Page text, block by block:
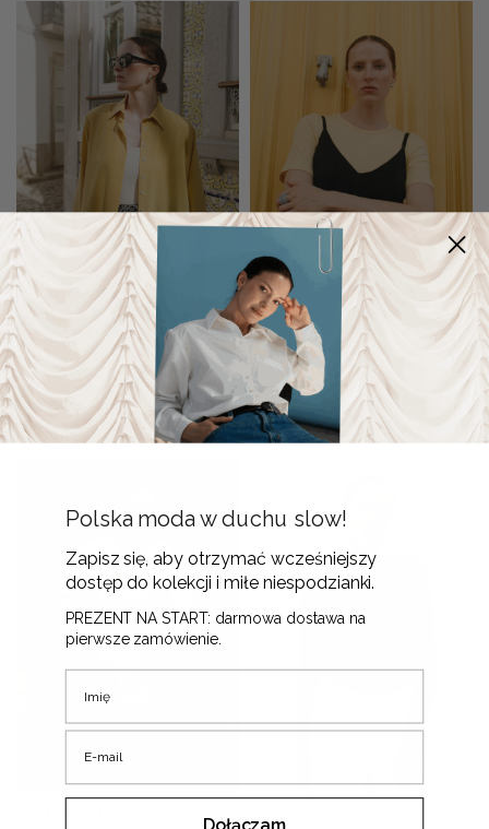
Koszula Pauza • Tencel •
445 zł
T-shirt Catchy • Tencel •
Longsleeve Merci •
Polska moda w duchu slow!
Zapisz się, aby otrzymać wcześniejszy
dostęp do kolekcji i miłe niespodzianki.
PREZENT NA START: darmowa dostawa na
pierwsze zamówienie.